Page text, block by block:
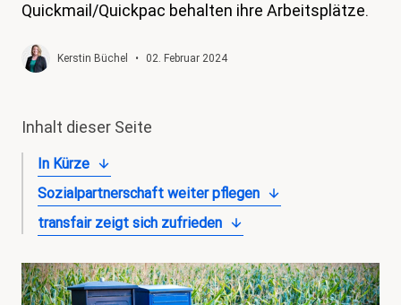
Mitglied werden
Quickmail/Quickpac behalten ihre Arbeitsplätze.
Kerstin Büchel • 02. Februar 2024
Inhalt dieser Seite
In Kürze
Sozialpartnerschaft weiter pflegen
transfair zeigt sich zufrieden